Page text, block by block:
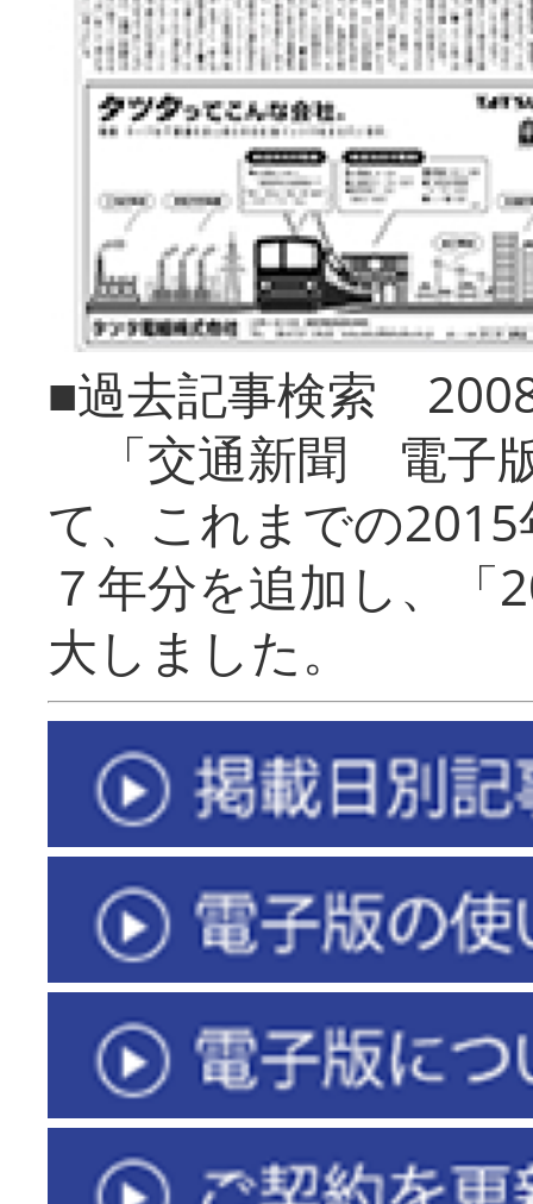
■過去記事検索
「交通新聞 電子
て、これまでの
７年分を追加し、「
大しまし